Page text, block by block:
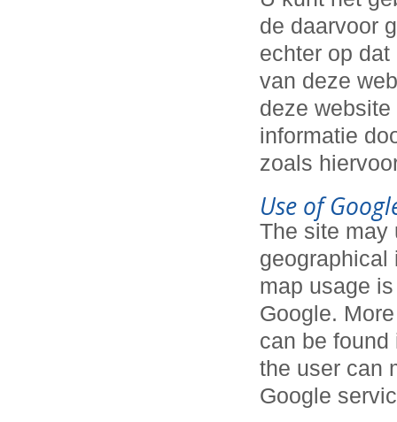
de daarvoor
echter op
van deze
deze
informatie
zoals
Use of
The site may
geographical
map usage
Google.
can be
the user can
Google